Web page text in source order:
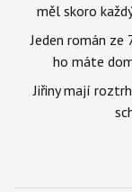
měl skoro
Jeden román
ho máte
Jiřiny mají